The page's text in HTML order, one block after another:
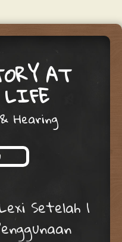
AT
LIFE
Hearing
Setelah 1